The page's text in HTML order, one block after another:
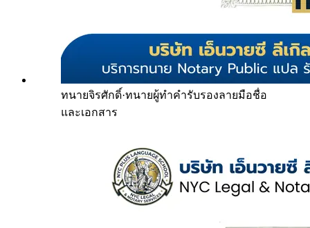
ทนายจิรศักดิ์·ทนายผู้ทำคำรับรองลายมือชื่อ
และเอกสาร